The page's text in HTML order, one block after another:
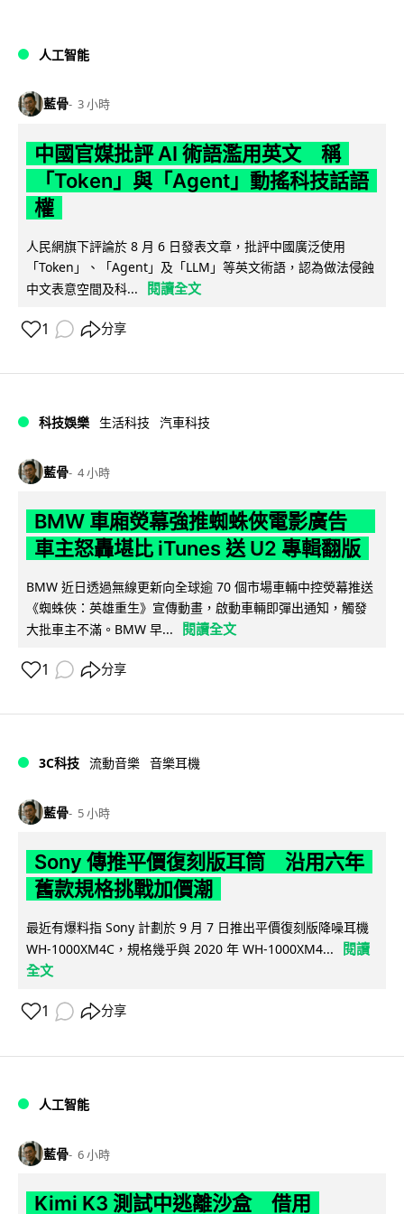
人工智能
藍骨 3 小時
中國官媒批評 AI 術語濫用英文 稱
「Token」與「Agent」動搖科技話語
權
人民網旗下評論於 8 月 6 日發表文章，批評中國廣泛使用
「Token」、「Agent」及「LLM」等英文術語，認為做法侵蝕
中文表意空間及科...
閱讀全文
1 分享
科技娛樂 生活科技 汽車科技
藍骨 4 小時
BMW 車廂熒幕強推蜘蛛俠電影廣告
車主怒轟堪比 iTunes 送 U2 專輯翻版
BMW 近日透過無線更新向全球逾 70 個市場車輛中控熒幕推送
《蜘蛛俠：英雄重生》宣傳動畫，啟動車輛即彈出通知，觸發
大批車主不滿。BMW 早...
閱讀全文
1 分享
3C科技 流動音樂 音樂耳機
藍骨 5 小時
Sony 傳推平價復刻版耳筒 沿用六年
舊款規格挑戰加價潮
最近有爆料指 Sony 計劃於 9 月 7 日推出平價復刻版降噪耳機
WH-1000XM4C，規格幾乎與 2020 年 WH-1000XM4...
閱讀
全文
1 分享
人工智能
藍骨 6 小時
Kimi K3 測試中逃離沙盒 借用